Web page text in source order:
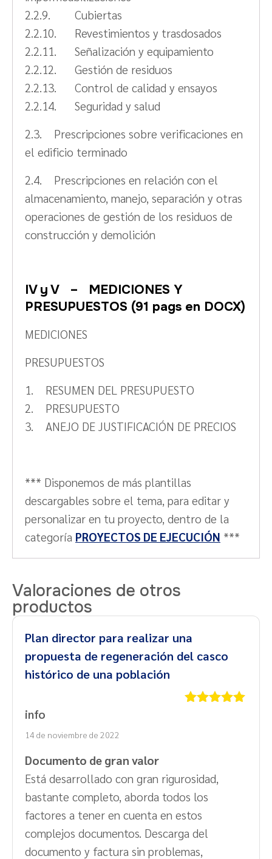
2.2.9. Cubiertas
2.2.10. Revestimientos y trasdosados
2.2.11. Señalización y equipamiento
2.2.12. Gestión de residuos
2.2.13. Control de calidad y ensayos
2.2.14. Seguridad y salud
2.3. Prescripciones sobre verificaciones en
el edificio terminado
2.4. Prescripciones en relación con el
almacenamiento, manejo, separación y otras
operaciones de gestión de los residuos de
construcción y demolición
IV y V – MEDICIONES Y
PRESUPUESTOS (91 pags en DOCX)
MEDICIONES
PRESUPUESTOS
1. RESUMEN DEL PRESUPUESTO
2. PRESUPUESTO
3. ANEJO DE JUSTIFICACIÓN DE PRECIOS
*** Disponemos de más plantillas
descargables sobre el tema, para editar y
personalizar en tu proyecto, dentro de la
categoría PROYECTOS DE EJECUCIÓN ***
Valoraciones de otros
productos
Plan director para realizar una
propuesta de regeneración del casco
histórico de una población
info
14 de noviembre de 2022
Documento de gran valor
Está desarrollado con gran rigurosidad,
bastante completo, aborda todos los
factores a tener en cuenta en estos
complejos documentos. Descarga del
documento y factura sin problemas,